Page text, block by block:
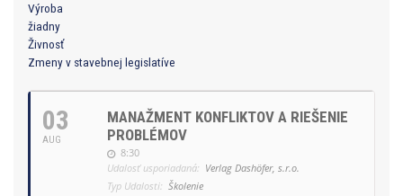
Výroba
žiadny
Živnosť
Zmeny v stavebnej legislatíve
03
AUG
MANAŽMENT KONFLIKTOV A RIEŠENIE
PROBLÉMOV
8:30
Udalosť usporiadaná: Verlag Dashöfer, s.r.o.
Typ Udalosti: Školenie